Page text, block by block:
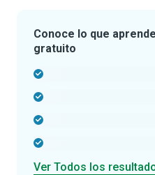
Conoce lo que
gratuito
Ver Todos los